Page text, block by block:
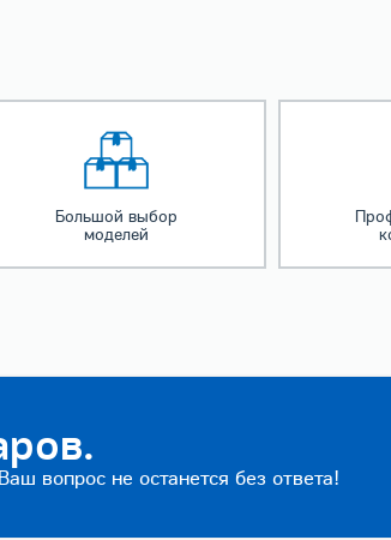
Большой выбор
моделей
вопрос не останется без ответа!